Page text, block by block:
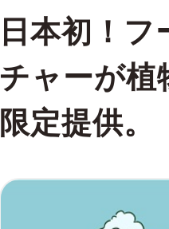
日本初！
チャーが植
限定提供。